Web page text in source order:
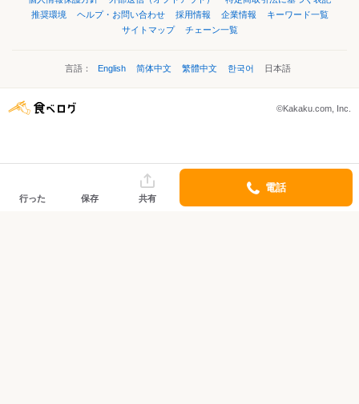
推奨環境
ヘルプ・お問い合わせ 採用情報 企業情報
キーワード一覧
サイトマップ
チェーン一覧
言語： English 简体中文 繁體中文 한국어 日本語
©Kakaku.com, Inc.
行った 保存 共有
電話